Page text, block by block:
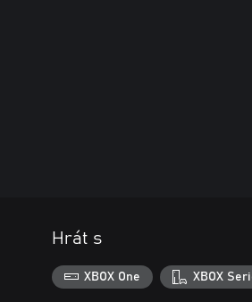
Hrát s
XBOX One XBOX